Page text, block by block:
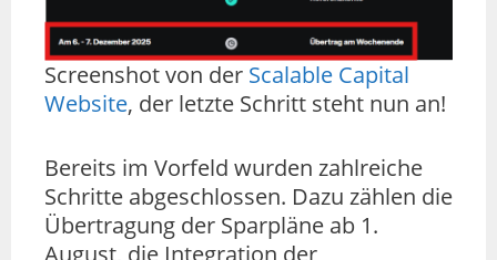
Screenshot von der Scalable Capital
Website, der letzte Schritt steht nun an!
Bereits im Vorfeld wurden zahlreiche
Schritte abgeschlossen. Dazu zählen die
Übertragung der Sparpläne ab 1.